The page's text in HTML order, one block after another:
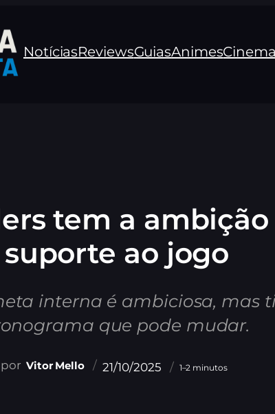
NotíciasReviewsGuiasAnimesCinema
tem a
suporte ao jogo
interna é ambiciosa, mas
que pode mudar.
Vitor Mello 21/10/2025 1–2 minutos